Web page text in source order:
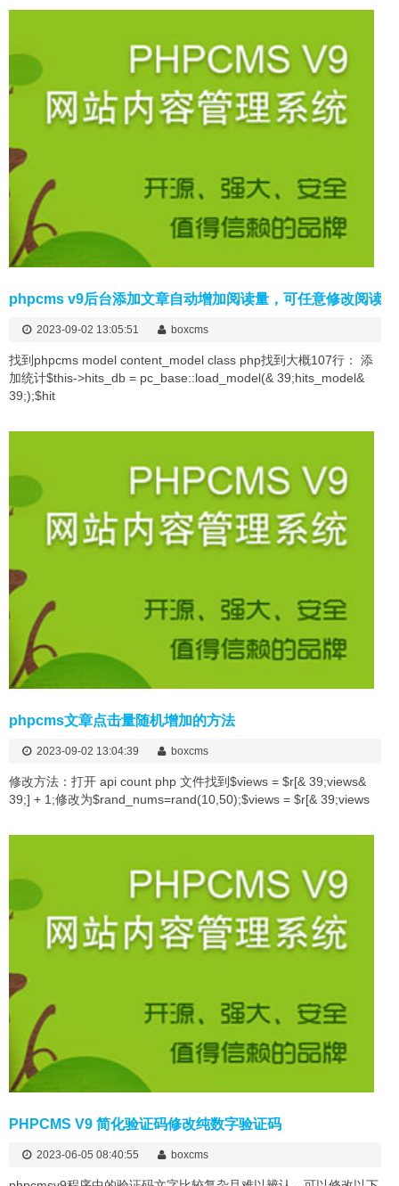
phpcms v9后台添加文章自动增加阅读量，可任意修改阅读量
2023-09-02 13:05:51 boxcms
找到phpcms model content_model class php找到大概107行： 添
加统计$this->hits_db = pc_base::load_model(& 39;hits_model&
39;);$hit
phpcms文章点击量随机增加的方法
2023-09-02 13:04:39 boxcms
修改方法：打开 api count php 文件找到$views = $r[& 39;views&
39;] + 1;修改为$rand_nums=rand(10,50);$views = $r[& 39;views
PHPCMS V9 简化验证码修改纯数字验证码
2023-06-05 08:40:55 boxcms